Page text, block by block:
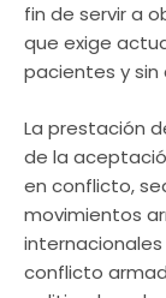
fin de servir a
que exige
pacientes y sin
La prestación
de la
en conflicto,
movimientos
internacionales
conflicto